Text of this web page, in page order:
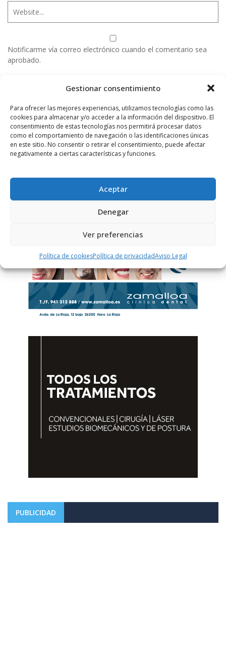
Gestionar consentimiento
Para ofrecer las mejores experiencias, utilizamos tecnologías como las
cookies para almacenar y/o acceder a la información del dispositivo. El
consentimiento de estas tecnologías nos permitirá procesar datos
como el comportamiento de navegación o las identificaciones únicas
en este sitio. No consentir o retirar el consentimiento, puede afectar
negativamente a ciertas características y funciones.
Aceptar
Denegar
Ver preferencias
Política de cookiesPolítica de privacidadAviso Legal
Notificarme vía correo electrónico cuando el comentario sea
aprobado.
Este sitio usa Akismet para reducir el spam.
Aprende
PUBLICIDAD
PUBLICIDAD